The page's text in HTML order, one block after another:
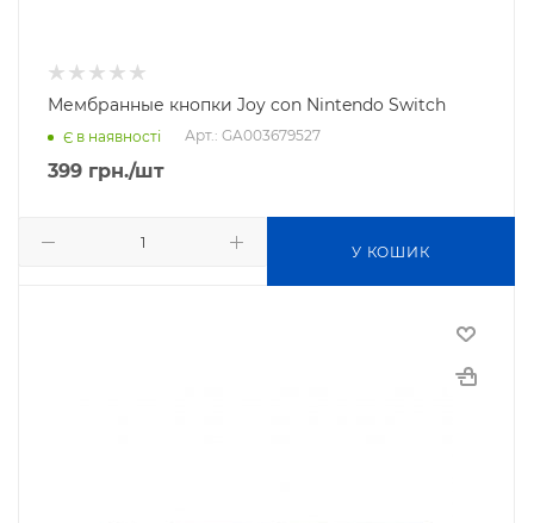
Мембранные кнопки Joy con Nintendo Switch
Є в наявності Арт.: GA003679527
399 грн./шт
У КОШИК